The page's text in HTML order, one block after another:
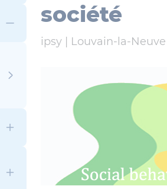
société
ipsy | Louvain-la-Neuve